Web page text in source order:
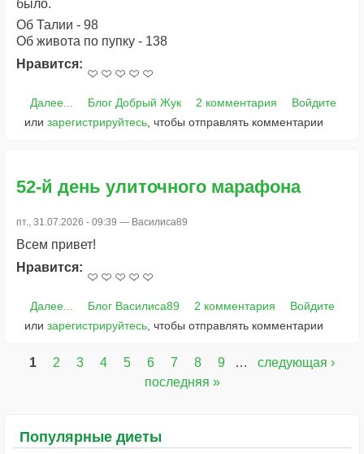
было.
Об Талии - 98
Об живота по пупку - 138
Нравится:
Далее... Блог Добрый Жук 2 комментария
Войдите
или зарегистрируйтесь, чтобы отправлять комментарии
52-й день улиточного марафона
пт., 31.07.2026 - 09:39 — Василиса89
Всем привет!
Нравится:
Далее... Блог Василиса89 2 комментария
Войдите
или зарегистрируйтесь, чтобы отправлять комментарии
1 2 3 4 5 6 7 8 9 …
следующая ›
последняя »
Популярные диеты